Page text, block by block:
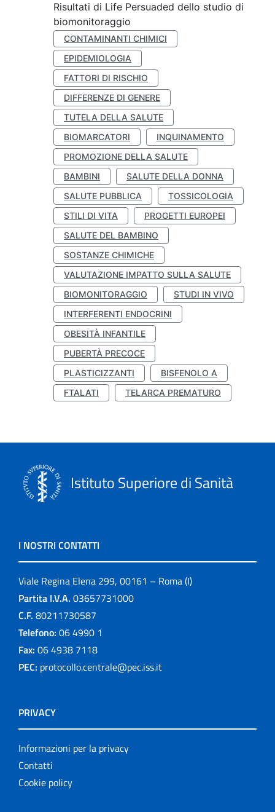
Risultati di Life Persuaded dello studio di
biomonitoraggio
CONTAMINANTI CHIMICI
EPIDEMIOLOGIA
FATTORI DI RISCHIO
DIFFERENZE DI GENERE
TUTELA DELLA SALUTE
BIOMARCATORI
INQUINAMENTO
PROMOZIONE DELLA SALUTE
BAMBINI
SALUTE DELLA DONNA
SALUTE PUBBLICA
TOSSICOLOGIA
STILI DI VITA
PROGETTI EUROPEI
SALUTE DEL BAMBINO
SOSTANZE CHIMICHE
VALUTAZIONE IMPATTO SULLA SALUTE
BIOMONITORAGGIO
STUDI IN VIVO
INTERFERENTI ENDOCRINI
OBESITÀ INFANTILE
PUBERTÀ PRECOCE
PLASTICIZZANTI
BISFENOLO A
FTALATI
TELARCA PREMATURO
Istituto Superiore di Sanità
I NOSTRI CONTATTI
Viale Regina Elena 299, 00161 – Roma (I)
Partita I.V.A. 03657731000
C.F. 80211730587
Telefono: 06 4990 1
Fax: 06 4938 7118
PEC: protocollo.centrale@pec.iss.it
PRIVACY
Informazioni per la privacy
Contatti
Cookie policy